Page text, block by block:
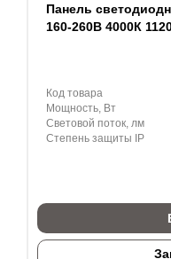
Панель
160-260В 4000К
Код товара
Мощность, Вт
Световой поток, лм
Степень защиты IP